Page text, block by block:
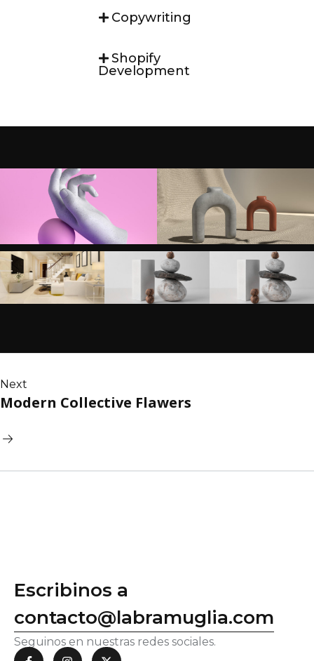
Copywriting
Shopify
Development
Next
Modern Collective Flawers
Escribinos a
contacto@labramuglia.com
Seguinos en nuestras redes sociales.